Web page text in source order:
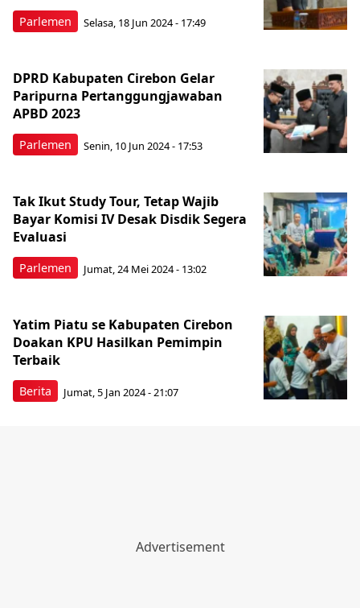
Parlemen Selasa, 18 Jun 2024 - 17:49
Parlemen
DPRD Kabupaten Cirebon Gelar
Paripurna Pertanggungjawaban
APBD 2023
Senin, 10 Jun 2024 - 17:53
Parlemen
Tak Ikut Study Tour, Tetap Wajib
Bayar Komisi IV Desak Disdik Segera
Evaluasi
Jumat, 24 Mei 2024 - 13:02
Berita
Yatim Piatu se Kabupaten Cirebon
Doakan KPU Hasilkan Pemimpin
Terbaik
Jumat, 5 Jan 2024 - 21:07